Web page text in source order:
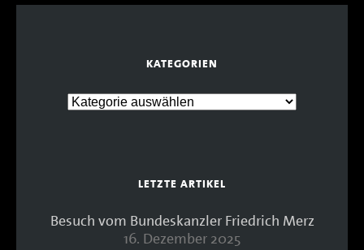
KATEGORIEN
LETZTE ARTIKEL
Besuch vom Bundeskanzler Friedrich Merz
16. Dezember 2025